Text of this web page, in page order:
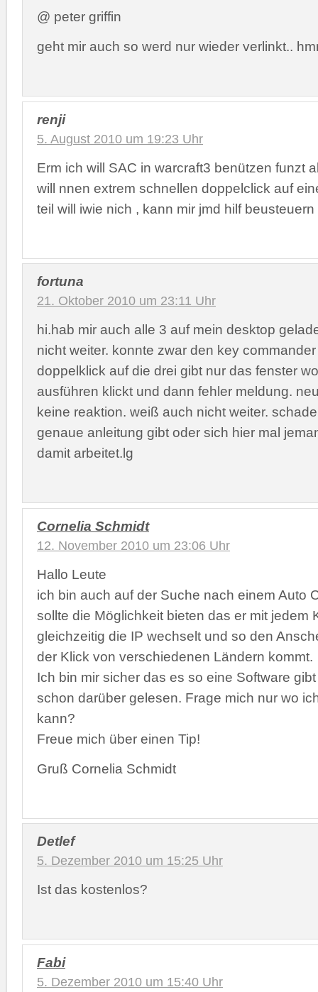
@ peter griffin
geht mir auch so werd nur wieder verlinkt..
renji
5. August 2010 um 19:23 Uhr
Erm ich will SAC in warcraft3 benützen funzt
will nnen extrem schnellen doppelclick auf
teil will iwie nich , kann mir jmd hilf beusteuern
fortuna
21. Oktober 2010 um 23:11 Uhr
hi.hab mir auch alle 3 auf mein desktop
nicht weiter. konnte zwar den key
doppelklick auf die drei gibt nur das fenster
ausführen klickt und dann fehler meldung.
keine reaktion. weiß auch nicht weiter.
genaue anleitung gibt oder sich hier mal
damit arbeitet.lg
Cornelia Schmidt
12. November 2010 um 23:06 Uhr
Hallo Leute
ich bin auch auf der Suche nach einem Auto
sollte die Möglichkeit bieten das er mit jedem
gleichzeitig die IP wechselt und so den
der Klick von verschiedenen Ländern kommt.
Ich bin mir sicher das es so eine Software
schon darüber gelesen. Frage mich nur wo
kann?
Freue mich über einen Tip!
Gruß Cornelia Schmidt
Detlef
5. Dezember 2010 um 15:25 Uhr
Ist das kostenlos?
Fabi
5. Dezember 2010 um 15:40 Uhr